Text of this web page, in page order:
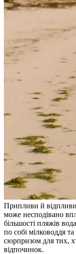
Припливи й відпливи
може несподівано
більшості пляжів
по собі мілководдя
сюрпризом для тих,
відпочинок.